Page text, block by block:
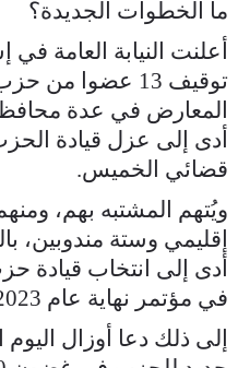
ما الخطوات الجديدة؟
أعلنت النيابة العامة
توقيف 13 عضوا
المعارض في عدة
أدى إلى عزل قيادة
قضائي الخميس.
ويُتهم المشتبه بهم،
إقليمي وستة مندوبين،
أدى إلى انتخاب قيادة
في مؤتمر نهاية عام 2023.
إلى ذلك دعا أوزال